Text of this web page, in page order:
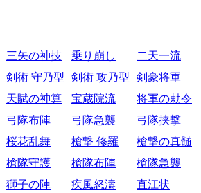
三矢の神技 乗り崩し 二天一流
剣術 守乃型 剣術 攻乃型 剣豪将軍
天賦の神算 宝蔵院流 将軍の勅令
弓隊布陣 弓隊急襲 弓隊挟撃
桜花乱舞 槍撃 修羅 槍撃の真髄
槍隊守護 槍隊布陣 槍隊急襲
獅子の陣 疾風怒濤 直江状